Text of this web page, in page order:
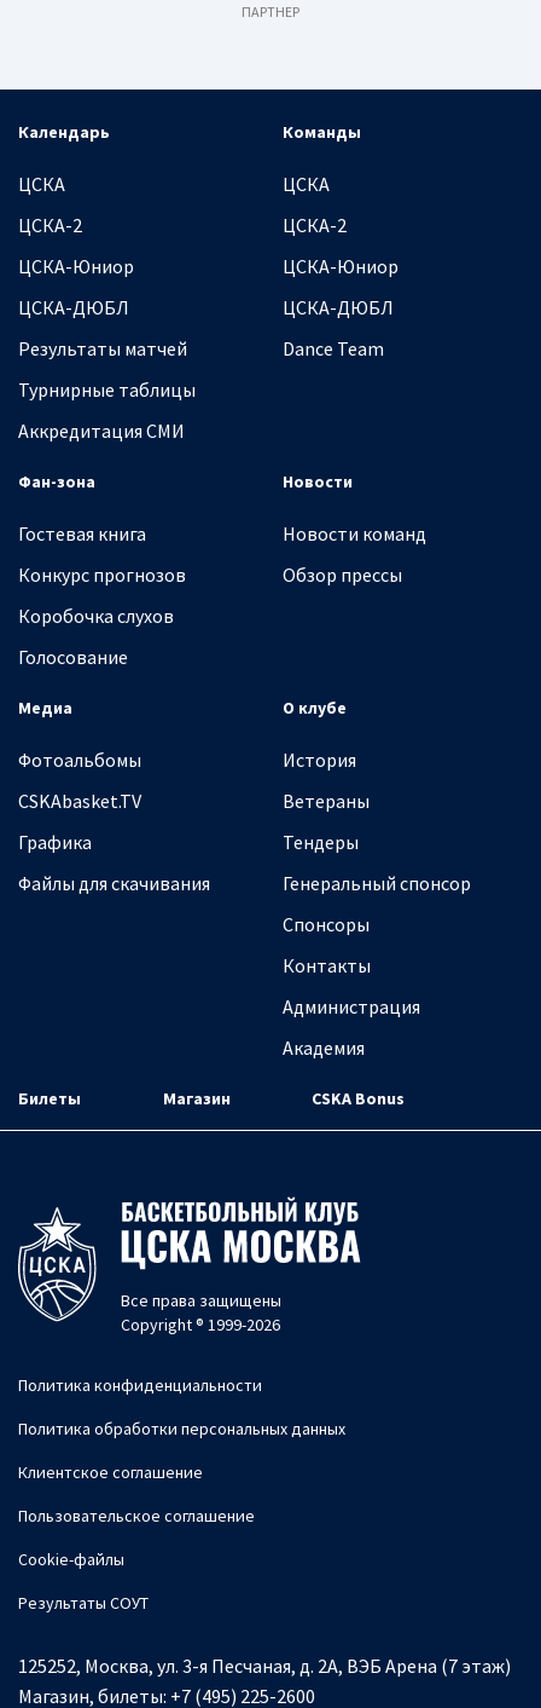
ПАРТНЕР
Календарь
ЦСКА
ЦСКА-2
ЦСКА-Юниор
ЦСКА-ДЮБЛ
Результаты матчей
Турнирные таблицы
Аккредитация СМИ
Команды
ЦСКА
ЦСКА-2
ЦСКА-Юниор
ЦСКА-ДЮБЛ
Dance Team
Фан-зона
Гостевая книга
Конкурс прогнозов
Коробочка слухов
Голосование
Новости
Новости команд
Обзор прессы
Медиа
Фотоальбомы
CSKAbasket.TV
Графика
Файлы для скачивания
О клубе
История
Ветераны
Тендеры
Генеральный спонсор
Спонсоры
Контакты
Администрация
Академия
Билеты Магазин CSKA Bonus
Все права защищены
Copyright ® 1999-2026
Политика конфиденциальности
Политика обработки персональных данных
Клиентское соглашение
Пользовательское соглашение
Cookie-файлы
Результаты СОУТ
125252, Москва, ул. 3-я Песчаная, д. 2А, ВЭБ Арена (7 этаж)
Магазин, билеты: +7 (495) 225-2600